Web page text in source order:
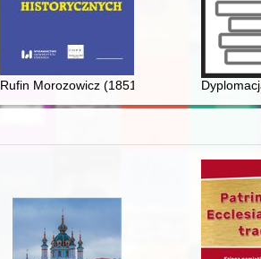
nadgranicznej Środkowego Nadodrza w
Rufin Morozowicz (1851-1931) : legenda